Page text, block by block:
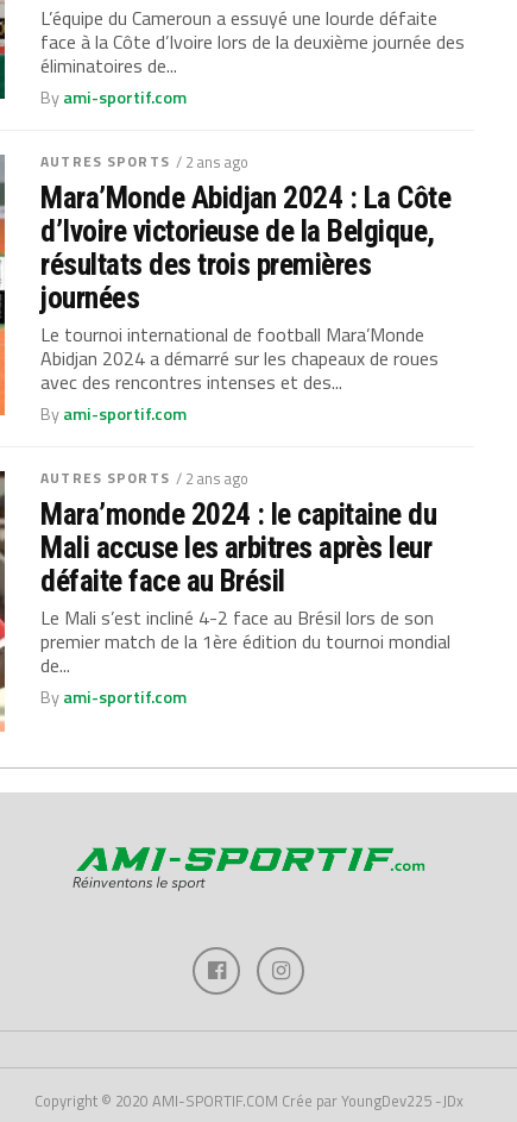
L’équipe du Cameroun a essuyé une lourde défaite
face à la Côte d’Ivoire lors de la deuxième journée des
éliminatoires de...
Byami-sportif.com
AUTRES SPORTS / 2 ans ago
Mara’Monde Abidjan 2024 : La Côte
d’Ivoire victorieuse de la Belgique,
résultats des trois premières
journées
Le tournoi international de football Mara’Monde
Abidjan 2024 a démarré sur les chapeaux de roues
avec des rencontres intenses et des...
Byami-sportif.com
AUTRES SPORTS / 2 ans ago
Mara’monde 2024 : le capitaine du
Mali accuse les arbitres après leur
défaite face au Brésil
Le Mali s’est incliné 4-2 face au Brésil lors de son
premier match de la 1ère édition du tournoi mondial
de...
Byami-sportif.com
Copyright © 2020 AMI-SPORTIF.COM Crée par YoungDev225 -JDx